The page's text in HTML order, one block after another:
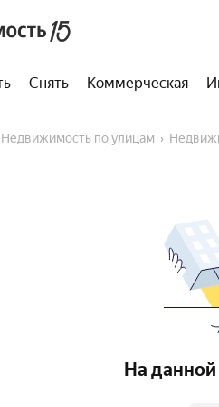
Снять Коммерческая
Недвижимость по улицам
На